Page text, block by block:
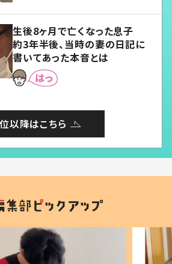
生後8ヶ月で亡くなった息子
約3年半後、当時の妻の日記に
書いてあった本音とは
以降はこちら